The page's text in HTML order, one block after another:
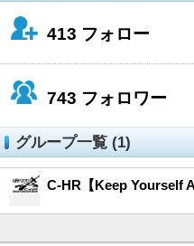
413 フォロー
743 フォロワー
グループ一覧 (1)
C-HR【Keep Yourself